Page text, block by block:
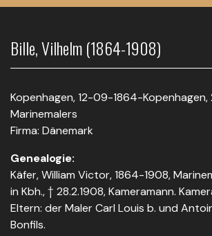
Bille, Vilhelm (1864-1908)
Kopenhagen, 12-09-1864-Kopenhagen,
Marinemalers
Firma: Dänemark
Genealogie:
Käfer, William Victor, 1864-1908,
in Kbh., † 28.2.1908, Kameramann.
Eltern: der Maler Carl Louis b. und
Bonfils.